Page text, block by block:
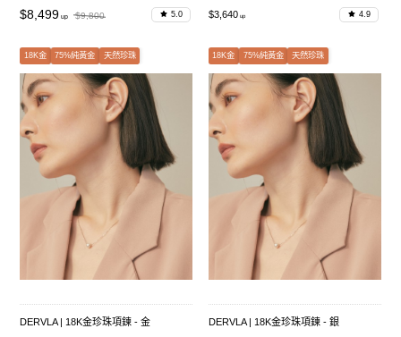
$8,499 $9,800 5.0 $3,640 4.9
18K金 75%純黃金 天然珍珠
DERVLA | 18K金珍珠項鍊 - 金
18K金 75%純黃金 天然珍珠
DERVLA | 18K金珍珠項鍊 - 銀